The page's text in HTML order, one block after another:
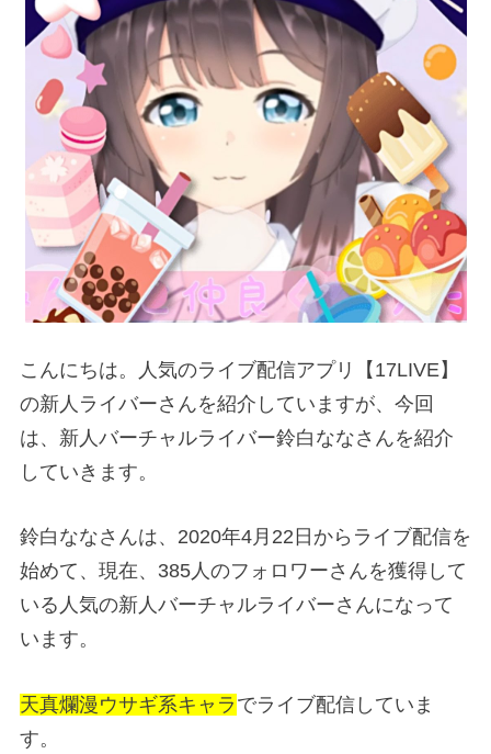
こんにちは。人気のライブ配信アプリ【17LIVE】
の新人ライバーさんを紹介していますが、今回
は、新人バーチャルライバー鈴白ななさんを紹介
していきます。
鈴白ななさんは、2020年4月22日からライブ配信を
始めて、現在、385人のフォロワーさんを獲得して
いる人気の新人バーチャルライバーさんになって
います。
天真爛漫ウサギ系キャラ でライブ配信していま
す。